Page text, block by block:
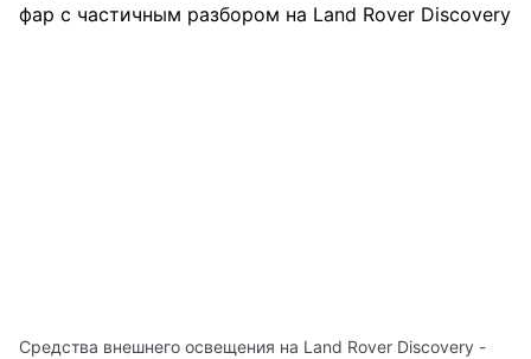
Средства внешнего освещения на Land Rover Discovery -